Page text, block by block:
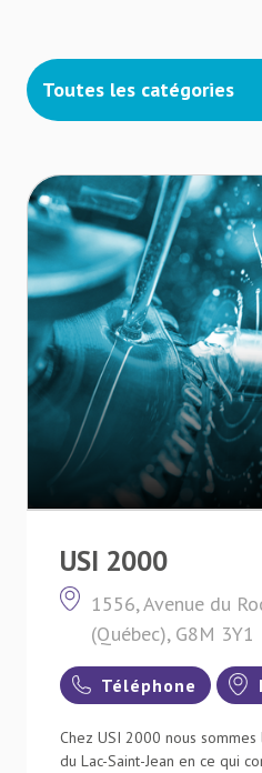
Toutes les catégories
USI 2000
1556, Avenue du
(Québec), G8M 3Y1
Téléphone
Chez USI 2000 nous
du Lac-Saint-Jean en ce qui